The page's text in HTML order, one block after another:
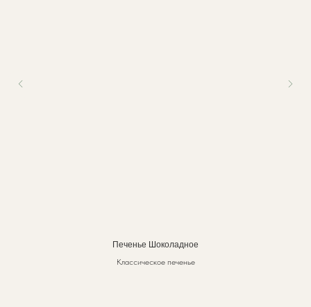
Печенье Шоколадное
Классическое печенье